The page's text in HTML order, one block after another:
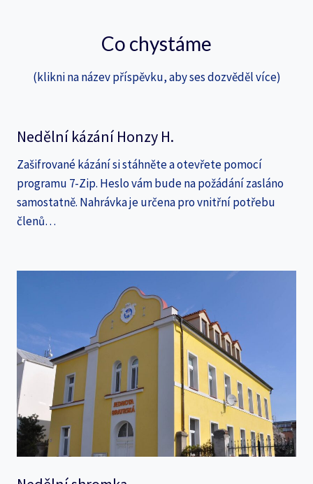
Co chystáme
(klikni na název příspěvku, aby ses dozvěděl více)
Nedělní kázání Honzy H.
Zašifrované kázání si stáhněte a otevřete pomocí
programu 7-Zip. Heslo vám bude na požádání zasláno
samostatně. Nahrávka je určena pro vnitřní potřebu
členů…